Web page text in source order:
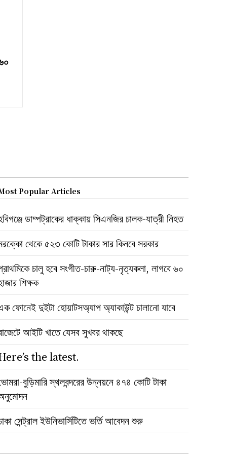
Popular Articles
ডাম্পট্রাকের ধাক্কায় সিএনজির চালক-যাত্রী নিহত
থেকে ৫২৩ কোটি টাকার সার কিনবে সরকার
চালু হবে সংগীত-চারু-নাট্য-নৃত্যকলা, লাগবে ৬০
শিক্ষক
ফোনেই দুইটা হোয়াটসঅ্যাপ অ্যাকাউন্ট চালানো যাবে
আইটি খাতে যেসব সুখবর থাকছে
the latest.
বুড়িমারি স্থলবন্দরের উন্নয়নে ৪৭৪ কোটি টাকা
সেন্ট্রাল ইউনিভার্সিটিতে ভর্তি আবেদন শুরু